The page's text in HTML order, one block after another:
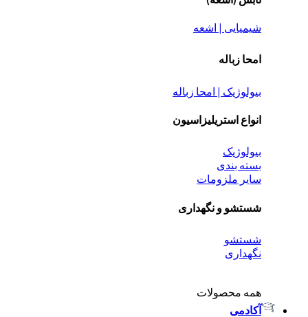
شیمیایی | اشعه
امحا زباله
بیولوژیک | امحا زباله
انواع استریلیزاسیون
بیولوژیک
بسته بندی
سایر ملزومات
شستشو و نگهداری
شستشو
نگهداری
همه محصولات
آکادمی